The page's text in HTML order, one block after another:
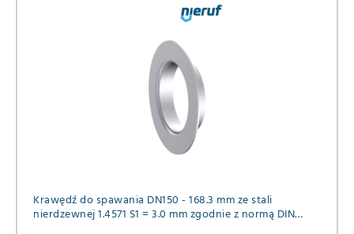
Krawędź do spawania DN150 - 168.3 mm ze stali
nierdzewnej 1.4571 S1 = 3.0 mm zgodnie z normą DIN